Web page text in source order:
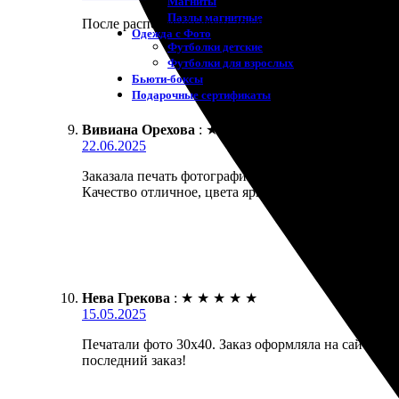
Пазлы магнитные
Одежда с Фото
Футболки детские
Футболки для взрослых
Бьюти-боксы
Подарочные сертификаты
После распечатала фото 30х40. Качество
Вивиана Орехова : ★
22.06.2025
Заказала печать фотографии 30х40 в Аксае.
Качество отличное, цвета яркие, детали четкие.
Нева Грекова : ★ ★ ★ ★ ★
15.05.2025
Печатали фото 30х40. Заказ оформляла на сайте,
последний заказ!